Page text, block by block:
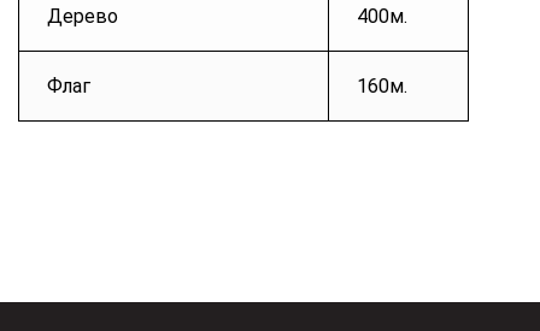
Дерево 400м.
Флаг 160м.